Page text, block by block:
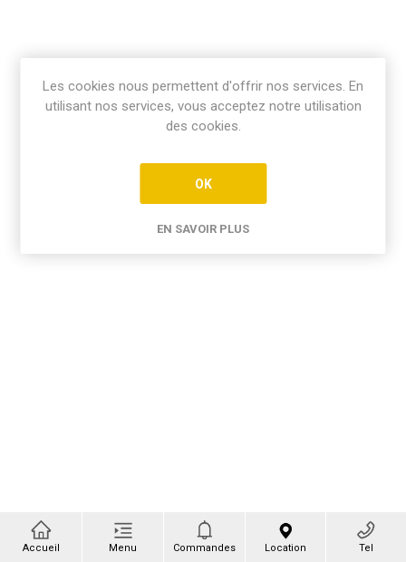
Accueil Menu Commandes Location Tel
Les cookies nous permettent d'offrir nos services. En
utilisant nos services, vous acceptez notre utilisation
des cookies.
OK
EN SAVOIR PLUS